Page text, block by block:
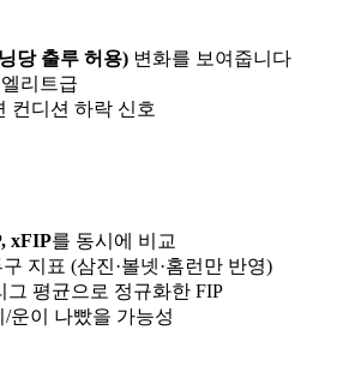
당 출루 허용) 변화를 보여줍니다
리트급
컨디션 하락 신호
xFIP를 동시에 비교
지표 (삼진·볼넷·홈런만 반영)
그 평균으로 정규화한 FIP
/운이 나빴을 가능성